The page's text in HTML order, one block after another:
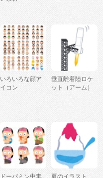
いろいろな顔ア
イコン
垂直離着陸ロケ
ット（アーム）